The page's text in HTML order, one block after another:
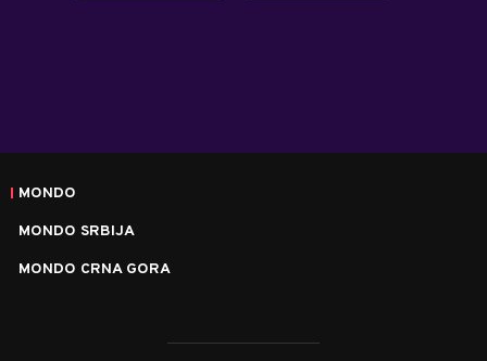
MONDO
MONDO SRBIJA
MONDO CRNA GORA